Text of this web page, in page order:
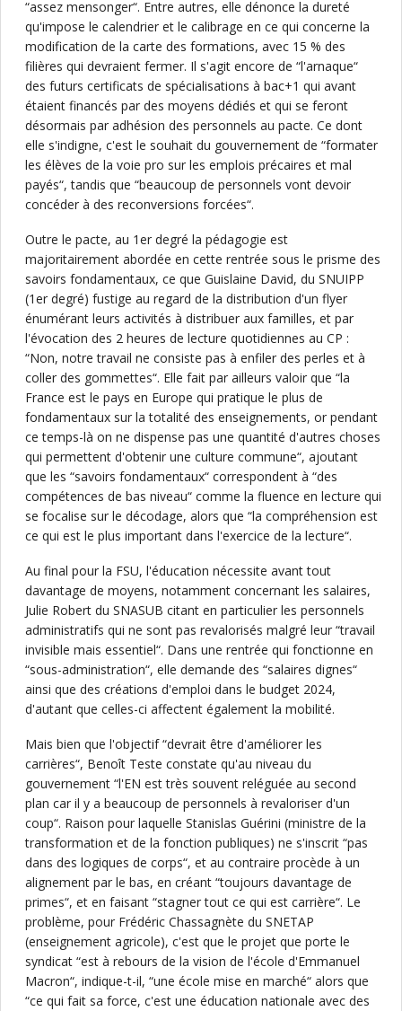
“assez mensonger“. Entre autres, elle dénonce la dureté
qu'impose le calendrier et le calibrage en ce qui concerne la
modification de la carte des formations, avec 15 % des
filières qui devraient fermer. Il s'agit encore de “l'arnaque“
des futurs certificats de spécialisations à bac+1 qui avant
étaient financés par des moyens dédiés et qui se feront
désormais par adhésion des personnels au pacte. Ce dont
elle s'indigne, c'est le souhait du gouvernement de “formater
les élèves de la voie pro sur les emplois précaires et mal
payés“, tandis que “beaucoup de personnels vont devoir
concéder à des reconversions forcées“.
Outre le pacte, au 1er degré la pédagogie est
majoritairement abordée en cette rentrée sous le prisme des
savoirs fondamentaux, ce que Guislaine David, du SNUIPP
(1er degré) fustige au regard de la distribution d'un flyer
énumérant leurs activités à distribuer aux familles, et par
l'évocation des 2 heures de lecture quotidiennes au CP :
“Non, notre travail ne consiste pas à enfiler des perles et à
coller des gommettes“. Elle fait par ailleurs valoir que “la
France est le pays en Europe qui pratique le plus de
fondamentaux sur la totalité des enseignements, or pendant
ce temps-là on ne dispense pas une quantité d'autres choses
qui permettent d'obtenir une culture commune“, ajoutant
que les “savoirs fondamentaux“ correspondent à “des
compétences de bas niveau“ comme la fluence en lecture qui
se focalise sur le décodage, alors que “la compréhension est
ce qui est le plus important dans l'exercice de la lecture“.
Au final pour la FSU, l'éducation nécessite avant tout
davantage de moyens, notamment concernant les salaires,
Julie Robert du SNASUB citant en particulier les personnels
administratifs qui ne sont pas revalorisés malgré leur “travail
invisible mais essentiel“. Dans une rentrée qui fonctionne en
“sous-administration“, elle demande des “salaires dignes“
ainsi que des créations d'emploi dans le budget 2024,
d'autant que celles-ci affectent également la mobilité.
Mais bien que l'objectif “devrait être d'améliorer les
carrières“, Benoît Teste constate qu'au niveau du
gouvernement “l'EN est très souvent reléguée au second
plan car il y a beaucoup de personnels à revaloriser d'un
coup“. Raison pour laquelle Stanislas Guérini (ministre de la
transformation et de la fonction publiques) ne s'inscrit “pas
dans des logiques de corps“, et au contraire procède à un
alignement par le bas, en créant “toujours davantage de
primes“, et en faisant “stagner tout ce qui est carrière“. Le
problème, pour Frédéric Chassagnète du SNETAP
(enseignement agricole), c'est que le projet que porte le
syndicat “est à rebours de la vision de l'école d'Emmanuel
Macron“, indique-t-il, “une école mise en marché“ alors que
“ce qui fait sa force, c'est une éducation nationale avec des